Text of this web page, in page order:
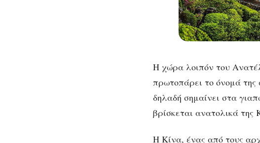
Η χώρα λοιπόν του
πρωτοπάρει το όνομά της
δηλαδή σημαίνει στα
βρίσκεται ανατολικά της
Η Κίνα, ένας από τους